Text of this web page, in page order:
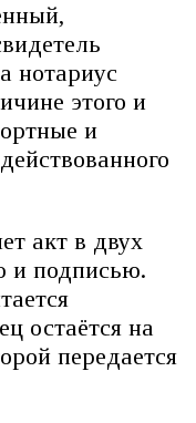
нотариус
этого и
и
акт в двух
и подписью.
остаётся на
передается